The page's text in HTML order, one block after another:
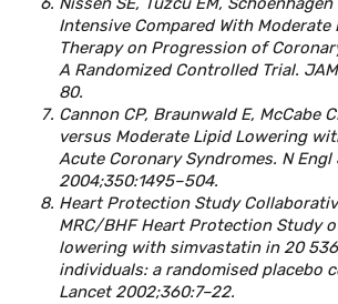
Intensive Compared With
Therapy on Progression of
A Randomized Controlled Trial.
80.
Cannon CP, Braunwald E, McCabe
versus Moderate Lipid Lowering
Acute Coronary Syndromes. N Engl
2004;350:1495–504.
Heart Protection Study
MRC/BHF Heart Protection Study
lowering with simvastatin in 20
individuals: a randomised placebo
Lancet 2002;360:7–22.